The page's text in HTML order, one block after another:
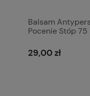
Balsam
Pocenie Stóp
29,00 zł